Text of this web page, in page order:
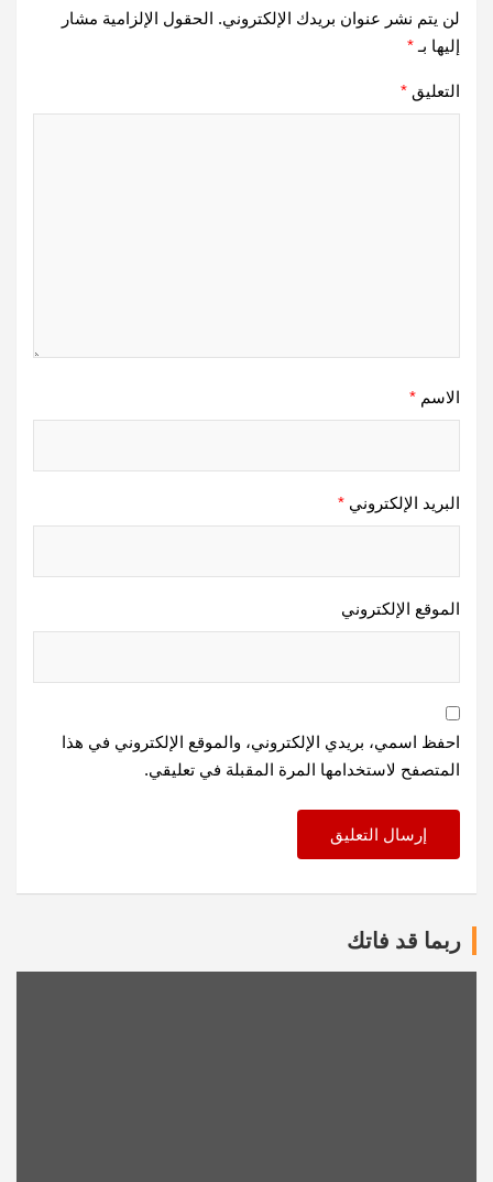
لن يتم نشر عنوان بريدك الإلكتروني. الحقول الإلزامية مشار
إليها بـ *
التعليق *
الاسم *
البريد الإلكتروني *
الموقع الإلكتروني
احفظ اسمي، بريدي الإلكتروني، والموقع الإلكتروني في هذا
المتصفح لاستخدامها المرة المقبلة في تعليقي.
ربما قد فاتك